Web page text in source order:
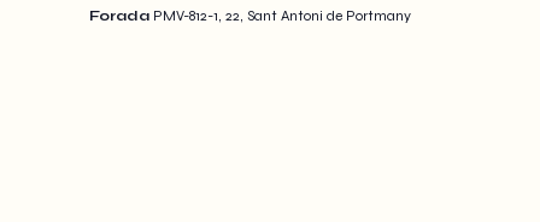
Forada PMV-812-1, 22, Sant Antoni de Portmany